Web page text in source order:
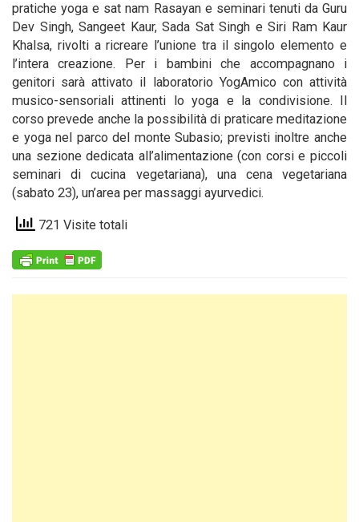
pratiche yoga e sat nam Rasayan e seminari tenuti da Guru
Dev Singh, Sangeet Kaur, Sada Sat Singh e Siri Ram Kaur
Khalsa, rivolti a ricreare l’unione tra il singolo elemento e
l’intera creazione. Per i bambini che accompagnano i
genitori sarà attivato il laboratorio YogAmico con attività
musico-sensoriali attinenti lo yoga e la condivisione. Il
corso prevede anche la possibilità di praticare meditazione
e yoga nel parco del monte Subasio; previsti inoltre anche
una sezione dedicata all’alimentazione (con corsi e piccoli
seminari di cucina vegetariana), una cena vegetariana
(sabato 23), un’area per massaggi ayurvedici.
721 Visite totali